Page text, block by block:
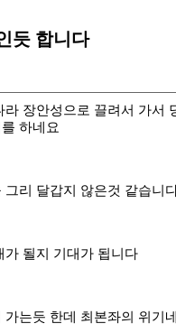
듯 합니다
장안성으로 끌려서 가서
하네요
그리 달갑지 않은것 같습니
가 될지 기대가 됩니다
가는듯 한데 최본좌의 위기